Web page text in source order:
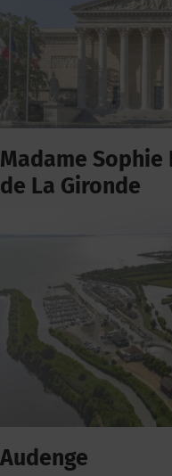
Madame Sophie
de La Gironde
Audenge